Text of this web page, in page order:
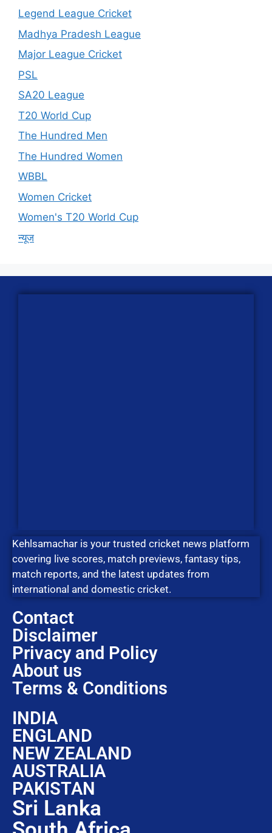
Legend League Cricket
Madhya Pradesh League
Major League Cricket
PSL
SA20 League
T20 World Cup
The Hundred Men
The Hundred Women
WBBL
Women Cricket
Women's T20 World Cup
न्यूज
Kehlsamachar is your trusted cricket news platform
covering live scores, match previews, fantasy tips,
match reports, and the latest updates from
international and domestic cricket.
Contact
Disclaimer
Privacy and Policy
About us
Terms & Conditions
INDIA
ENGLAND
NEW ZEALAND
AUSTRALIA
PAKISTAN
Sri Lanka